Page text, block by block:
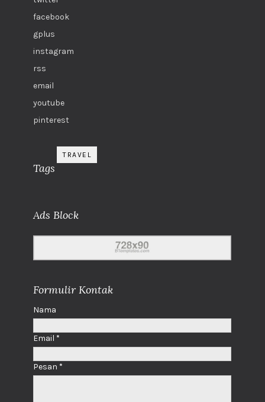
facebook
gplus
instagram
rss
email
youtube
pinterest
Tags
TRAVEL
Ads Block
Formulir Kontak
Nama
Email *
Pesan *